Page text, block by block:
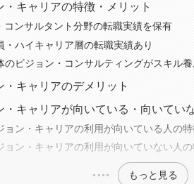
・キャリアの特徴・メリット
コンサルタント分野の転職実績を保有
・ハイキャリア層の転職実績あり
のビジョン・コンサルティングがスキル
・キャリアのデメリット
・キャリアが向いている・向いてい
ョン・キャリアの利用が向いている人の
ョン・キャリアの利用が向いていない人
もっと見る